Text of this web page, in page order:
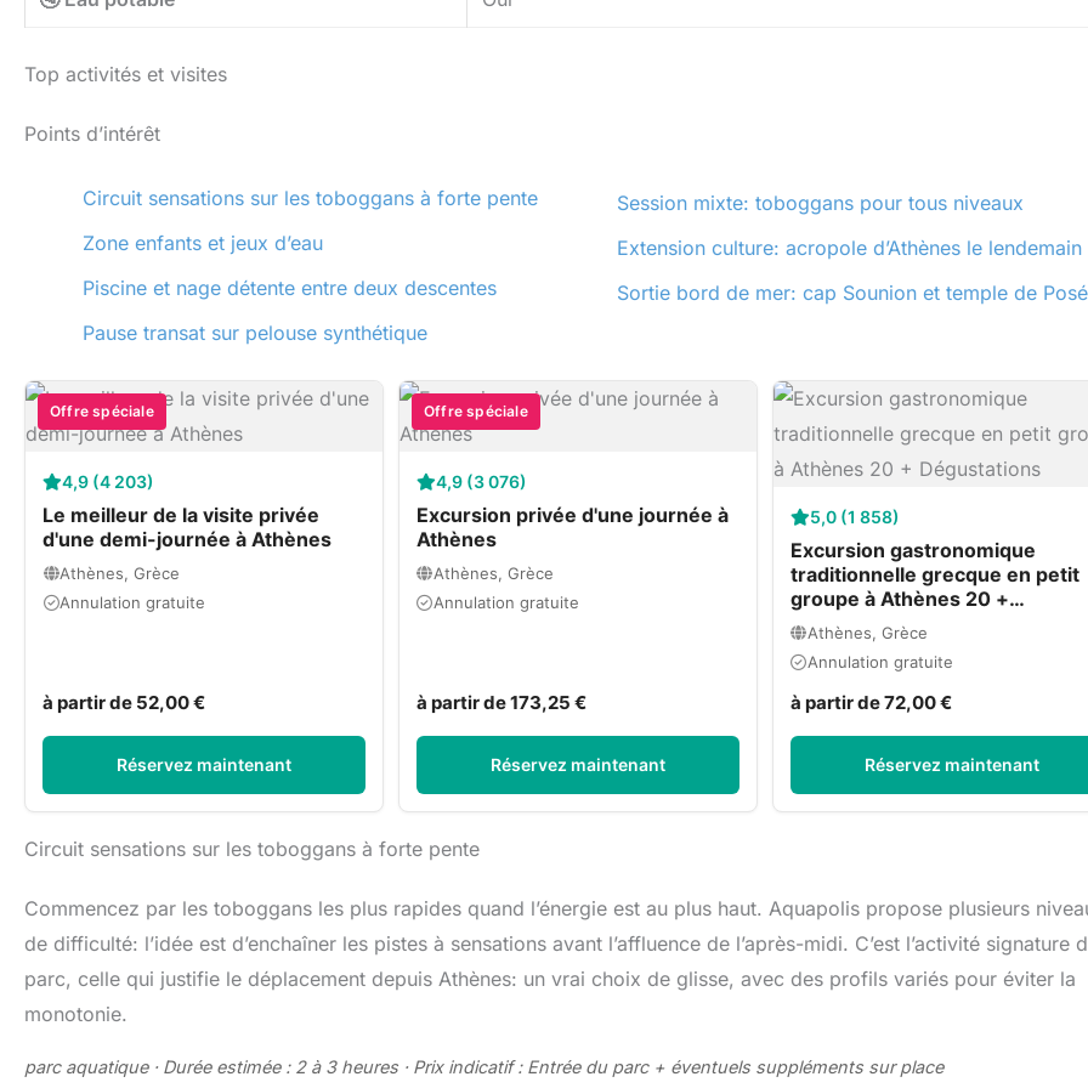
Top activités et visites
Points d’intérêt
Circuit sensations sur les toboggans à forte pente
Zone enfants et jeux d’eau
Piscine et nage détente entre deux descentes
Pause transat sur pelouse synthétique
Session mixte: toboggans pour tous niveaux
Extension culture: acropole d’Athènes le lendemain
Sortie bord de mer: cap Sounion et temple de
Offre spéciale
4,9 (4 203)
Le meilleur de la visite privée
d'une demi-journée à Athènes
Athènes, Grèce
Annulation gratuite
à partir de 52,00 €
Réservez maintenant
Offre spéciale
4,9 (3 076)
Excursion privée d'une journée à
Athènes
Athènes, Grèce
Annulation gratuite
à partir de 173,25 €
Réservez maintenant
5,0 (1 858)
Excursion gastronomique
traditionnelle grecque en petit
groupe à Athènes 20 +
Dégustations
Athènes, Grèce
Annulation gratuite
à partir de 72,00 €
Réservez maintenant
Circuit sensations sur les toboggans à forte pente
Commencez par les toboggans les plus rapides quand l’énergie est au plus haut. Aquapolis propose plusieurs
de difficulté: l’idée est d’enchaîner les pistes à sensations avant l’affluence de l’après-midi. C’est l’activité signature
parc, celle qui justifie le déplacement depuis Athènes: un vrai choix de glisse, avec des profils variés pour éviter la
monotonie.
parc aquatique · Durée estimée : 2 à 3 heures · Prix indicatif : Entrée du parc + éventuels suppléments sur place